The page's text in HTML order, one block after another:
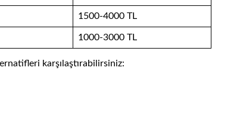
1500-4000 TL
1000-3000 TL
karşılaştırabilirsiniz: